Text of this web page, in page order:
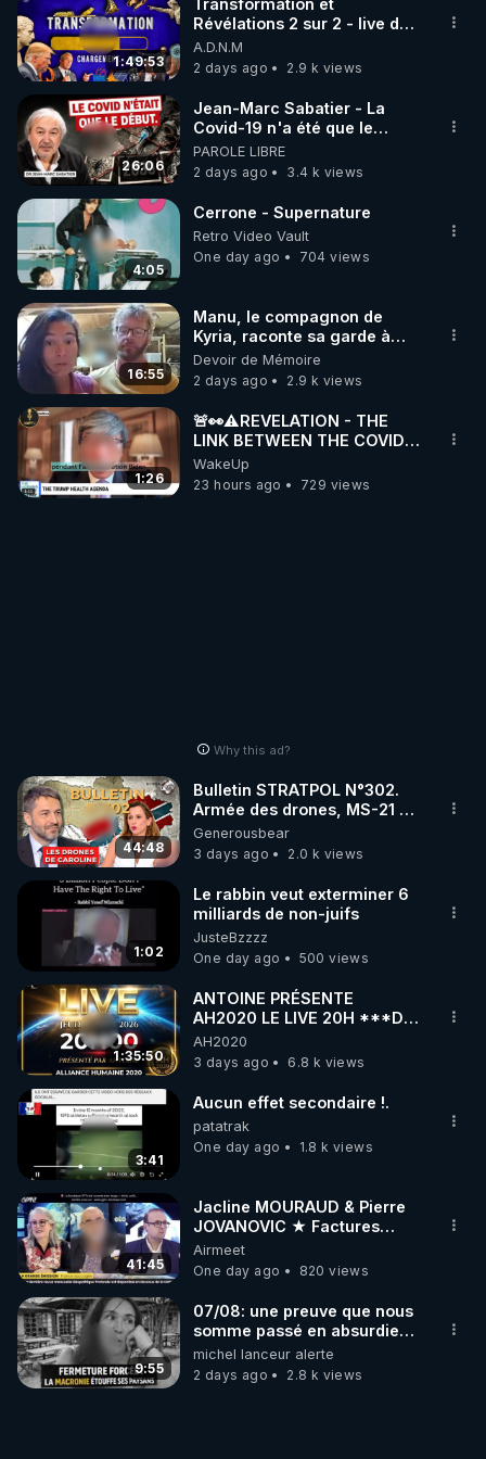
bombardements massifs.…
1:49:53
Transformation et
Révélations 2 sur 2 - live du
07/08/26
A.D.N.M
2 days ago
2.9 k views
26:06
Jean-Marc Sabatier - La
Covid-19 n'a été que le
début - L'ARNm & l'ARNm-aa
jusqu où auront-t-il ?
PAROLE LIBRE
2 days ago
3.4 k views
4:05
Cerrone - Supernature
Retro Video Vault
One day ago
704 views
16:55
Manu, le compagnon de
Kyria, raconte sa garde à
vue musclée. PARTAGEZ!
Devoir de Mémoire
2 days ago
2.9 k views
1:26
🚨👀⚠️REVELATION - THE
LINK BETWEEN THE COVID
VACCINE AND CANCER -LIEN
VACCIN COVID ET CANCER
WakeUp
23 hours ago
729 views
Why this ad?
44:48
Bulletin STRATPOL N°302.
Armée des drones, MS-21 en
série, missiles coréens.
07.08.2026.
Generousbear
3 days ago
2.0 k views
1:02
Le rabbin veut exterminer 6
milliards de non-juifs
JusteBzzzz
One day ago
500 views
1:35:50
ANTOINE PRÉSENTE
AH2020 LE LIVE 20H ***DU
06/08/2026***
AH2020
3 days ago
6.8 k views
3:41
Aucun effet secondaire !.
patatrak
One day ago
1.8 k views
41:45
Jacline MOURAUD & Pierre
JOVANOVIC ★ Factures
Impayées : Où Est Passé Le
Pognon ?
Airmeet
One day ago
820 views
9:55
07/08: une preuve que nous
somme passé en absurdie
une dictature qui veut faire
taire ses opposant !
michel lanceur alerte
2 days ago
2.8 k views